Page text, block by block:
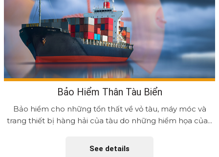
Bảo Hiểm Thân Tàu Biển
Bảo hiểm cho những tổn thất về vỏ tàu, máy móc và
trang thiết bị hàng hải của tàu do những hiểm họa của...
See details